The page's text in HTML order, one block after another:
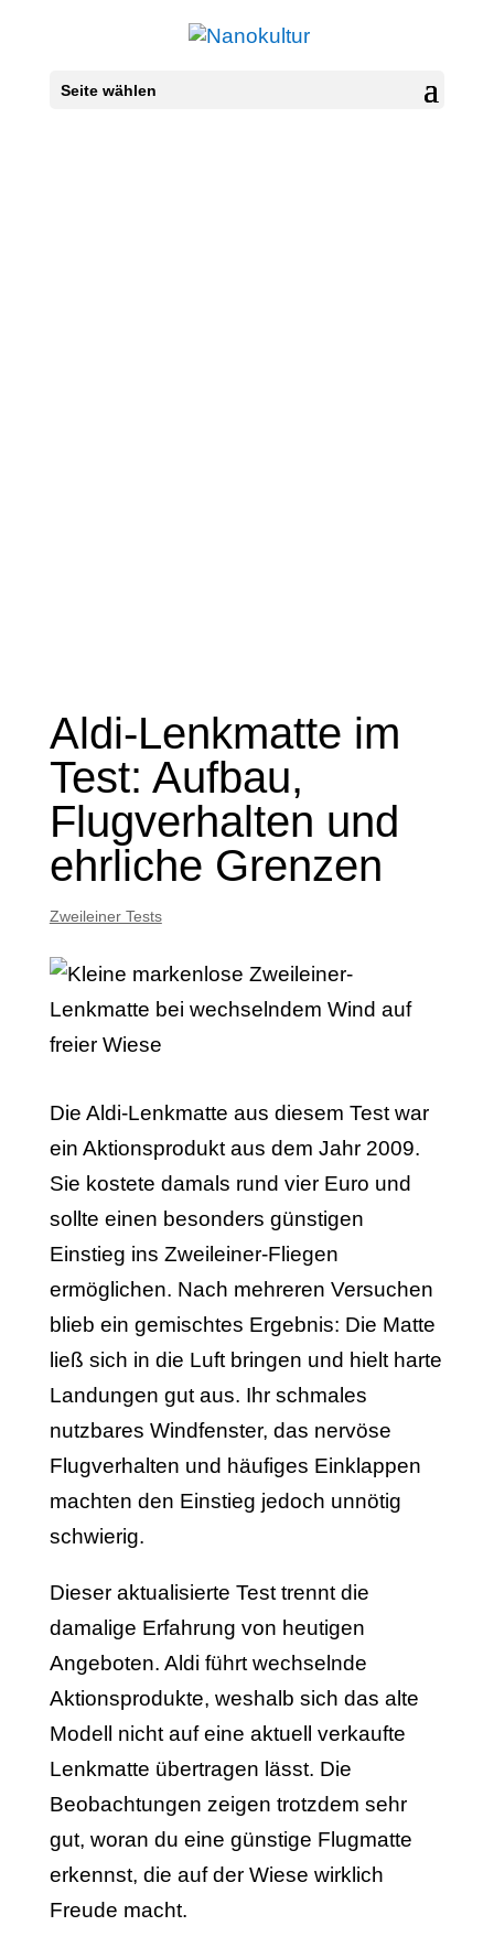
Seite wählen
Aldi-Lenkmatte im
Test: Aufbau,
Flugverhalten und
ehrliche Grenzen
Zweileiner Tests
Die Aldi-Lenkmatte aus diesem Test war
ein Aktionsprodukt aus dem Jahr 2009.
Sie kostete damals rund vier Euro und
sollte einen besonders günstigen
Einstieg ins Zweileiner-Fliegen
ermöglichen. Nach mehreren Versuchen
blieb ein gemischtes Ergebnis: Die Matte
ließ sich in die Luft bringen und hielt harte
Landungen gut aus. Ihr schmales
nutzbares Windfenster, das nervöse
Flugverhalten und häufiges Einklappen
machten den Einstieg jedoch unnötig
schwierig.
Dieser aktualisierte Test trennt die
damalige Erfahrung von heutigen
Angeboten. Aldi führt wechselnde
Aktionsprodukte, weshalb sich das alte
Modell nicht auf eine aktuell verkaufte
Lenkmatte übertragen lässt. Die
Beobachtungen zeigen trotzdem sehr
gut, woran du eine günstige Flugmatte
erkennst, die auf der Wiese wirklich
Freude macht.